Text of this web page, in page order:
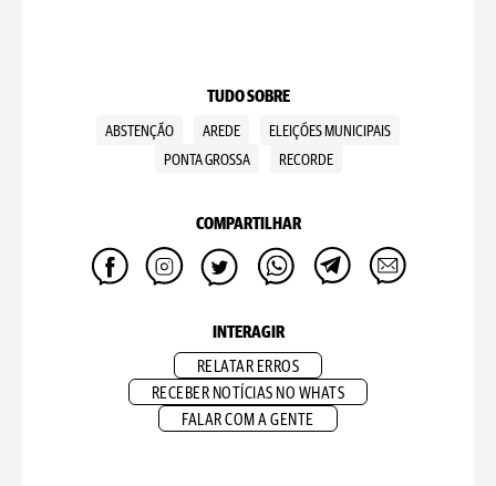
TUDO SOBRE
ABSTENÇÃO AREDE
ELEIÇÕES MUNICIPAIS
PONTA GROSSA
RECORDE
COMPARTILHAR
INTERAGIR
RELATAR ERROS
RECEBER NOTÍCIAS NO WHATS
FALAR COM A GENTE